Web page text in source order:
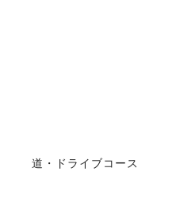
道・ドライブコース